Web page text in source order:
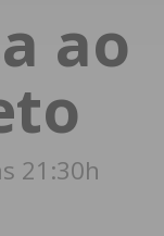
INICIAR
Perdeu a sua senha?
ao
21:30h